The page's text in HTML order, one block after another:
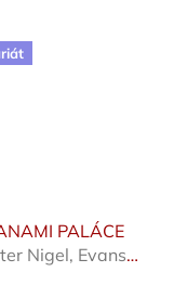
PALÁCE
Nigel, Evans